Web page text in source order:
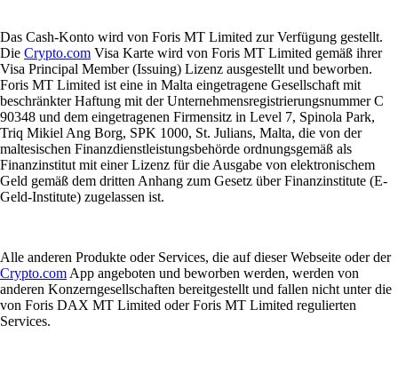
Das Cash-Konto wird von Foris MT Limited zur Verfügung gestellt.
Die Crypto.com Visa Karte wird von Foris MT Limited gemäß ihrer
Visa Principal Member (Issuing) Lizenz ausgestellt und beworben.
Foris MT Limited ist eine in Malta eingetragene Gesellschaft mit
beschränkter Haftung mit der Unternehmensregistrierungsnummer C
90348 und dem eingetragenen Firmensitz in Level 7, Spinola Park,
Triq Mikiel Ang Borg, SPK 1000, St. Julians, Malta, die von der
maltesischen Finanzdienstleistungsbehörde ordnungsgemäß als
Finanzinstitut mit einer Lizenz für die Ausgabe von elektronischem
Geld gemäß dem dritten Anhang zum Gesetz über Finanzinstitute (E-
Geld-Institute) zugelassen ist.
Alle anderen Produkte oder Services, die auf dieser Webseite oder der
Crypto.comApp angeboten und beworben werden, werden von
anderen Konzerngesellschaften bereitgestellt und fallen nicht unter die
von Foris DAX MT Limited oder Foris MT Limited regulierten
Services.